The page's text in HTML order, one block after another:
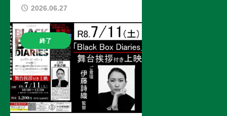
会】ゲスト：谷風作さん
2026.06.27
終了